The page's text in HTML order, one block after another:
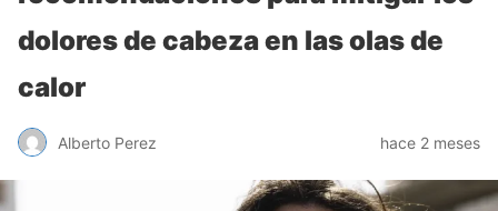
dolores de cabeza en las olas de
calor
Alberto Perez hace 2 meses